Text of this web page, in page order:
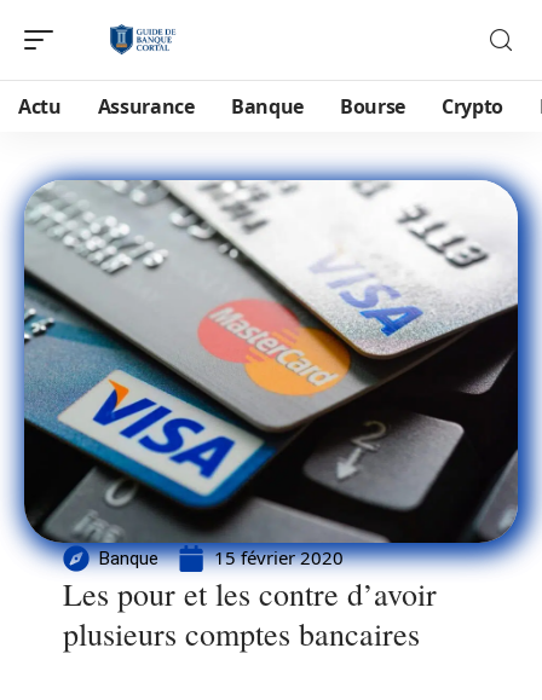
Actu Assurance Banque Bourse Crypto
Banque 15 février 2020
Les pour et les contre d’avoir
plusieurs comptes bancaires